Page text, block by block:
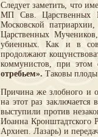
Следует заметить, что
МП Свв. Царственных
Московской
Царственных
убиенных. Как и в
продолжают
коммунистов, при этом
отребьем». Таковы плоды
Причина же злобного и
на этот раз
выступили против
Иоанна Кронштадтского
Архиеп. Лазарь) и